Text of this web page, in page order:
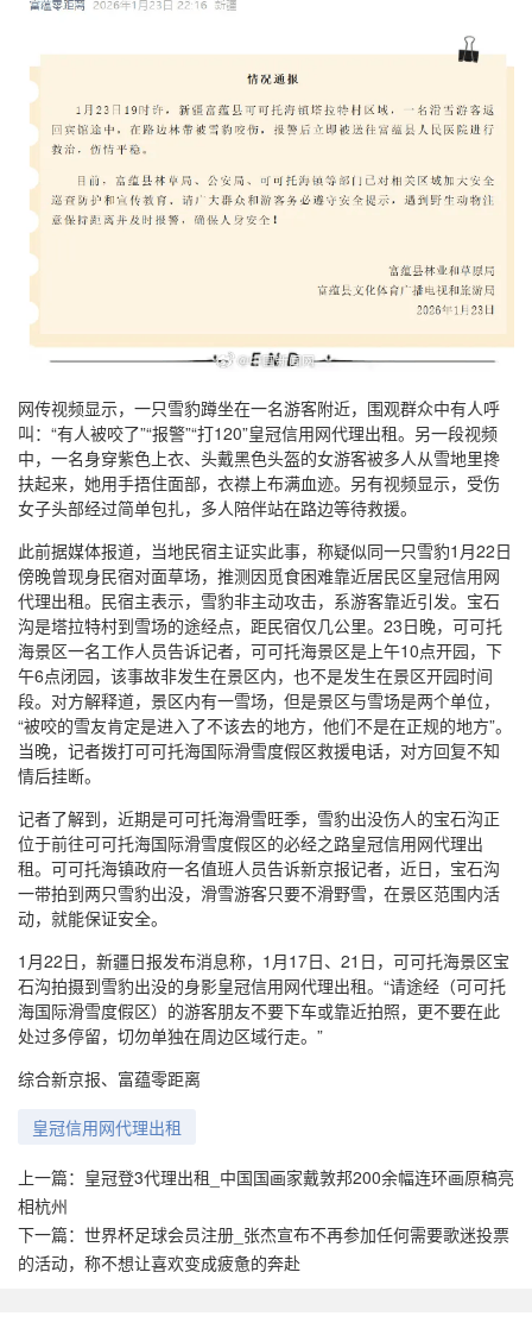
网传视频显示，一只雪豹蹲坐在一名游客附近，围观群众中有人呼
叫：“有人被咬了”“报警”“打120”皇冠信用网代理出租。另一段视频
中，一名身穿紫色上衣、头戴黑色头盔的女游客被多人从雪地里搀
扶起来，她用手捂住面部，衣襟上布满血迹。另有视频显示，受伤
女子头部经过简单包扎，多人陪伴站在路边等待救援。
此前据媒体报道，当地民宿主证实此事，称疑似同一只雪豹1月22日
傍晚曾现身民宿对面草场，推测因觅食困难靠近居民区皇冠信用网
代理出租。民宿主表示，雪豹非主动攻击，系游客靠近引发。宝石
沟是塔拉特村到雪场的途经点，距民宿仅几公里。23日晚，可可托
海景区一名工作人员告诉记者，可可托海景区是上午10点开园，下
午6点闭园，该事故非发生在景区内，也不是发生在景区开园时间
段。对方解释道，景区内有一雪场，但是景区与雪场是两个单位，
“被咬的雪友肯定是进入了不该去的地方，他们不是在正规的地方”。
当晚，记者拨打可可托海国际滑雪度假区救援电话，对方回复不知
情后挂断。
记者了解到，近期是可可托海滑雪旺季，雪豹出没伤人的宝石沟正
位于前往可可托海国际滑雪度假区的必经之路皇冠信用网代理出
租。可可托海镇政府一名值班人员告诉新京报记者，近日，宝石沟
一带拍到两只雪豹出没，滑雪游客只要不滑野雪，在景区范围内活
动，就能保证安全。
1月22日，新疆日报发布消息称，1月17日、21日，可可托海景区宝
石沟拍摄到雪豹出没的身影皇冠信用网代理出租。“请途经（可可托
海国际滑雪度假区）的游客朋友不要下车或靠近拍照，更不要在此
处过多停留，切勿单独在周边区域行走。”
综合新京报、富蕴零距离
皇冠信用网代理出租
上一篇： 皇冠登3代理出租_中国国画家戴敦邦200余幅连环画原稿亮
相杭州
下一篇： 世界杯足球会员注册_张杰宣布不再参加任何需要歌迷投票
的活动，称不想让喜欢变成疲惫的奔赴